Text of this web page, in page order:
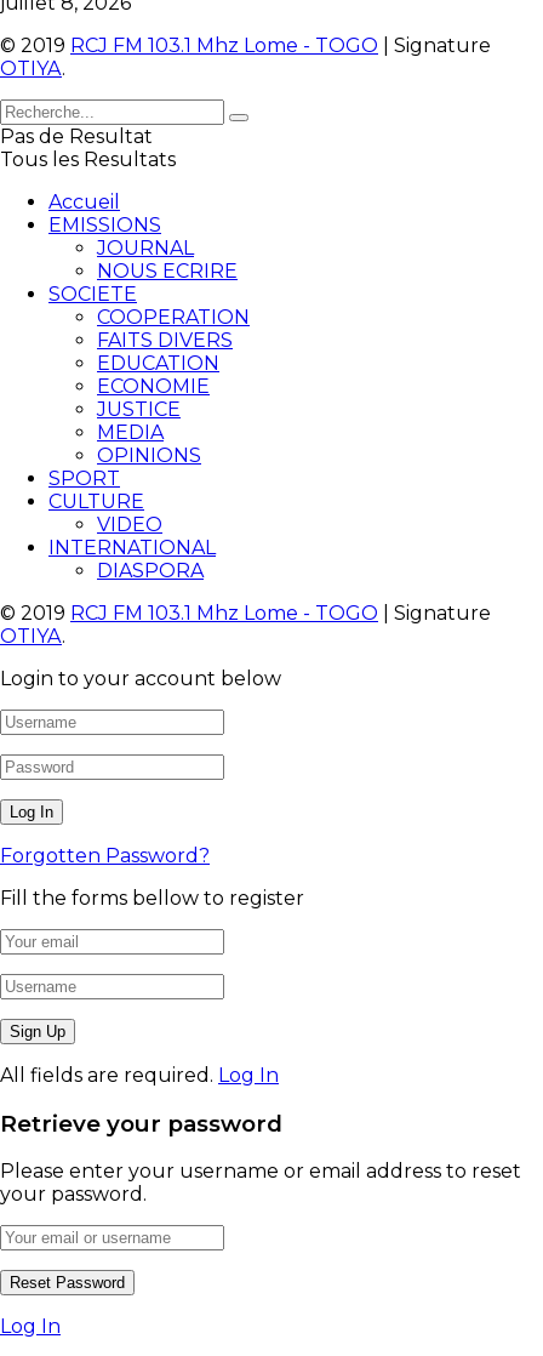
© 2019 RCJ FM 103.1 Mhz Lome - TOGO | Signature
OTIYA.
Pas de Resultat
Tous les Resultats
Accueil
EMISSIONS
JOURNAL
NOUS ECRIRE
SOCIETE
COOPERATION
FAITS DIVERS
EDUCATION
ECONOMIE
JUSTICE
MEDIA
OPINIONS
SPORT
CULTURE
VIDEO
INTERNATIONAL
DIASPORA
© 2019 RCJ FM 103.1 Mhz Lome - TOGO | Signature
OTIYA.
Login to your account below
Forgotten Password?
Fill the forms bellow to register
All fields are required. Log In
Retrieve your password
Please enter your username or email address to reset
your password.
Log In